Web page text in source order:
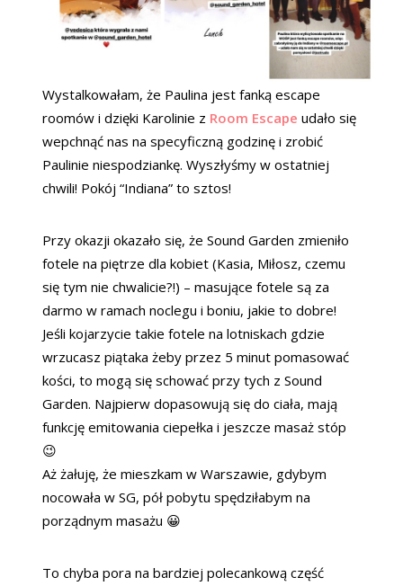
Wystalkowałam, że Paulina jest fanką escape
roomów i dzięki Karolinie z Room Escape udało się
wepchnąć nas na specyficzną godzinę i zrobić
Paulinie niespodziankę. Wyszłyśmy w ostatniej
chwili! Pokój “Indiana” to sztos!
Przy okazji okazało się, że Sound Garden zmieniło
fotele na piętrze dla kobiet (Kasia, Miłosz, czemu
się tym nie chwalicie?!) – masujące fotele są za
darmo w ramach noclegu i boniu, jakie to dobre!
Jeśli kojarzycie takie fotele na lotniskach gdzie
wrzucasz piątaka żeby przez 5 minut pomasować
kości, to mogą się schować przy tych z Sound
Garden. Najpierw dopasowują się do ciała, mają
funkcję emitowania ciepełka i jeszcze masaż stóp
😉
Aż żałuję, że mieszkam w Warszawie, gdybym
nocowała w SG, pół pobytu spędziłabym na
porządnym masażu 😀
To chyba pora na bardziej polecankową część